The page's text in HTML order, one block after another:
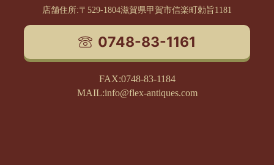
店舗住所:〒529-1804滋賀県甲賀市信楽町勅旨1181
0748-83-1161
FAX:0748-83-1184
MAIL:info@flex-antiques.com